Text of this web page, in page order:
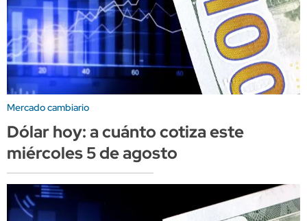
Mercado cambiario
Dólar hoy: a cuánto cotiza este
miércoles 5 de agosto